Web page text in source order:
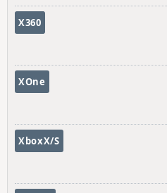
X360
XOne
XboxX/S